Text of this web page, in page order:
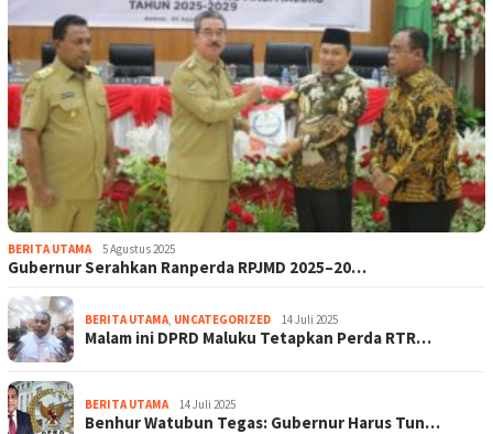
BERITA UTAMA 5 Agustus 2025
Gubernur Serahkan Ranperda RPJMD 2025–20…
BERITA UTAMA UNCATEGORIZED 14 Juli 2025
Malam ini DPRD Maluku Tetapkan Perda RTR…
BERITA UTAMA 14 Juli 2025
Benhur Watubun Tegas: Gubernur Harus Tun…